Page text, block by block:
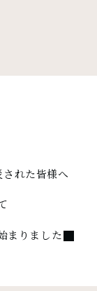
れた皆様へ
まりました